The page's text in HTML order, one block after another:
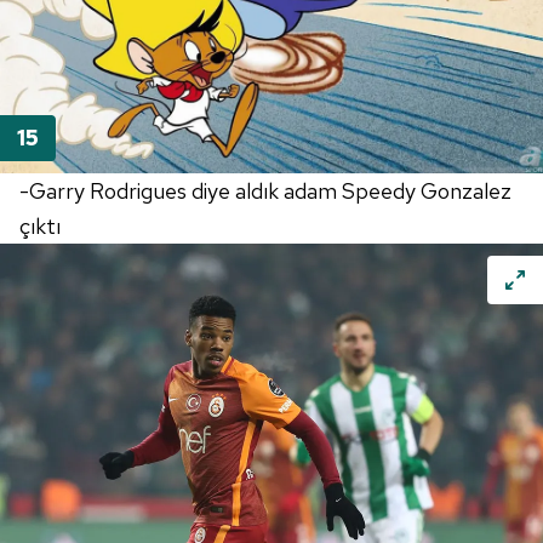
-Garry Rodrigues diye aldık adam Speedy Gonzalez
çıktı